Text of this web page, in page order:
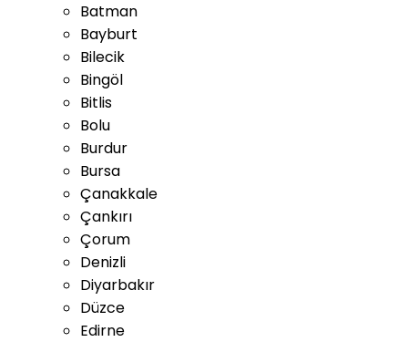
Batman
Bayburt
Bilecik
Bingöl
Bitlis
Bolu
Burdur
Bursa
Çanakkale
Çankırı
Çorum
Denizli
Diyarbakır
Düzce
Edirne